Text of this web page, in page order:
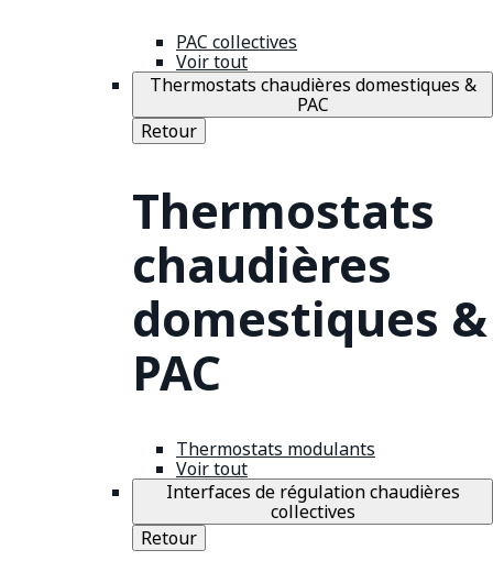
PAC collectives
Voir tout
Thermostats chaudières domestiques &
PAC
Retour
Thermostats
chaudières
domestiques &
PAC
Thermostats modulants
Voir tout
Interfaces de régulation chaudières
collectives
Retour